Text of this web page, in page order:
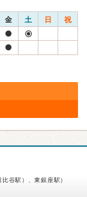
金 土 日 祝
谷駅）、東銀座駅）